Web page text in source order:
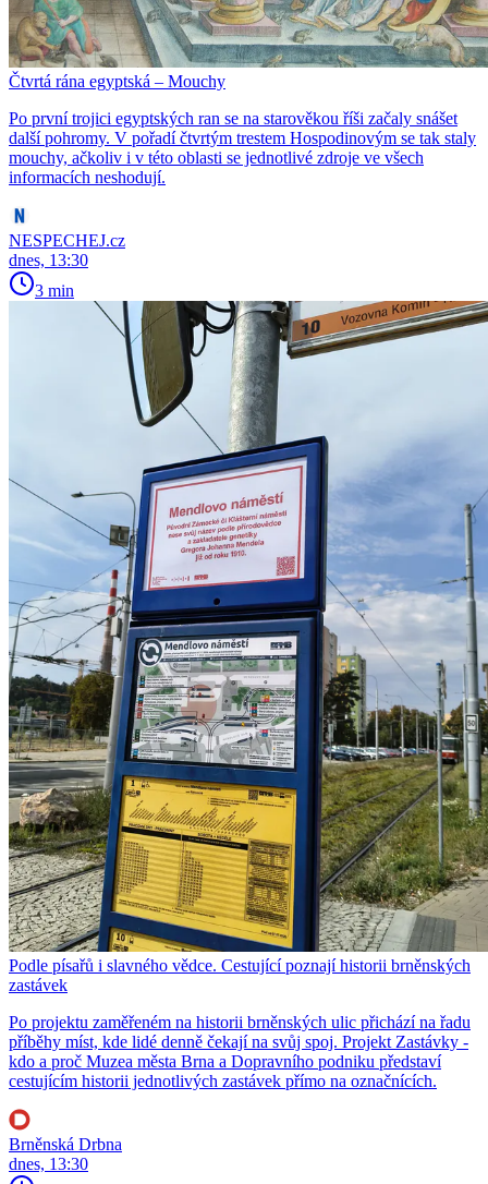
Čtvrtá rána egyptská – Mouchy
Po první trojici egyptských ran se na starověkou říši začaly snášet
další pohromy. V pořadí čtvrtým trestem Hospodinovým se tak staly
mouchy, ačkoliv i v této oblasti se jednotlivé zdroje ve všech
informacích neshodují.
NESPECHEJ.cz
dnes, 13:30
3 min
Podle písařů i slavného vědce. Cestující poznají historii brněnských
zastávek
Po projektu zaměřeném na historii brněnských ulic přichází na řadu
příběhy míst, kde lidé denně čekají na svůj spoj. Projekt Zastávky -
kdo a proč Muzea města Brna a Dopravního podniku představí
cestujícím historii jednotlivých zastávek přímo na označnících.
Brněnská Drbna
dnes, 13:30